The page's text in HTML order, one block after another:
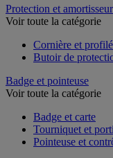
Protection et amortisseur
Voir toute la catégorie
Cornière et profilé
Butoir de
Badge et pointeuse
Voir toute la catégorie
Badge et carte
Tourniquet et
Pointeuse et